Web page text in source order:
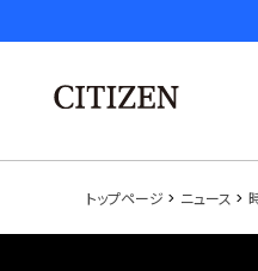
トップページ ニュース